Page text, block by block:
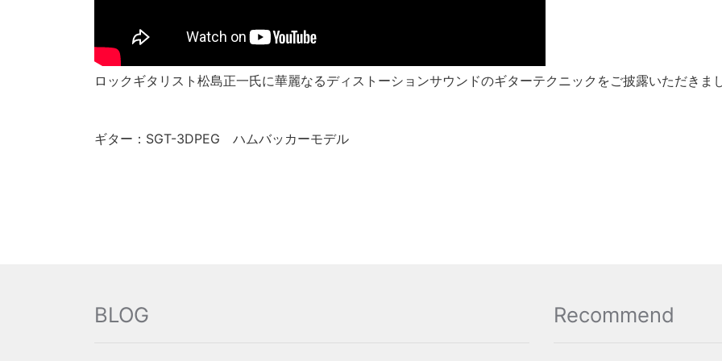
ロックギタリスト松島正一氏に華麗なるディストーションサウンドのギターテクニックをご披露いただきま
ギター：SGT-3DPEG ハムバッカーモデル
BLOG Recommend